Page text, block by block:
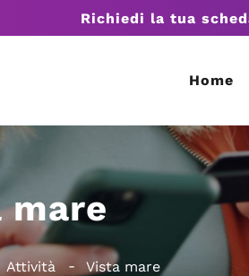
Richiedi la tua
Home
mare
Attività Vista mare